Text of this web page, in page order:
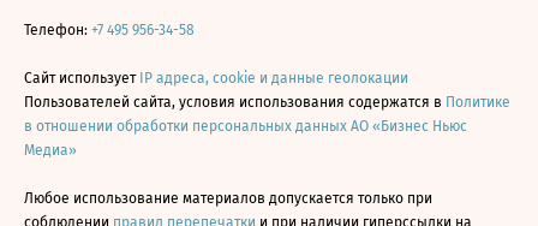
Телефон: +7 495 956-34-58
Сайт использует IP адреса, cookie и данные геолокации
Пользователей сайта, условия использования содержатся в Политике
в отношении обработки персональных данных АО «Бизнес Ньюс
Медиа»
Любое использование материалов допускается только при
соблюдении правил перепечатки и при наличии гиперссылки на